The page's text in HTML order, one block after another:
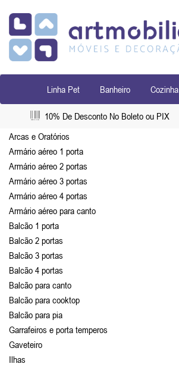
Linha Pet Banheiro Cozinha
10% De Desconto No Boleto ou PIX
Arcas e Oratórios
Armário aéreo 1 porta
Armário aéreo 2 portas
Armário aéreo 3 portas
Armário aéreo 4 portas
Armário aéreo para canto
Balcão 1 porta
Balcão 2 portas
Balcão 3 portas
Balcão 4 portas
Balcão para canto
Balcão para cooktop
Balcão para pia
Garrafeiros e porta temperos
Gaveteiro
Ilhas